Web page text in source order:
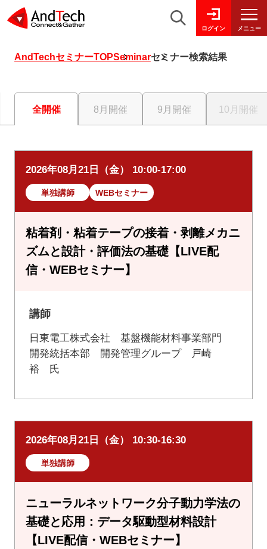
ログイン メニュー
AndTechセミナーTOPSeminarセミナー検索結果
全開催 8月開催 9月開催 10月開催
2026年08月21日（金） 10:00-17:00
単独講師 WEBセミナー
粘着剤・粘着テープの接着・剥離メカニ
ズムと設計・評価法の基礎【LIVE配
信・WEBセミナー】
講師
日東電工株式会社 基盤機能材料事業部門
開発統括本部 開発管理グループ 戸崎
裕 氏
2026年08月21日（金） 10:30-16:30
単独講師
ニューラルネットワーク分子動力学法の
基礎と応用：データ駆動型材料設計
【LIVE配信・WEBセミナー】